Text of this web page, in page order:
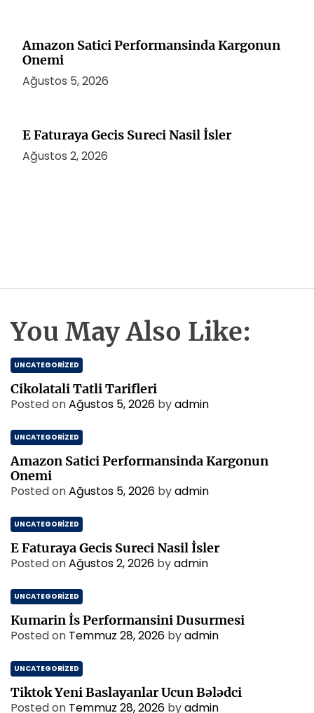
Amazon Satici Performansinda Kargonun
Onemi
Ağustos 5, 2026
E Faturaya Gecis Sureci Nasil İsler
Ağustos 2, 2026
You May Also Like:
UNCATEGORIZED
Cikolatali Tatli Tarifleri
Posted onAğustos 5, 2026 byadmin
UNCATEGORIZED
Amazon Satici Performansinda Kargonun
Onemi
Posted onAğustos 5, 2026 byadmin
UNCATEGORIZED
E Faturaya Gecis Sureci Nasil İsler
Posted onAğustos 2, 2026 byadmin
UNCATEGORIZED
Kumarin İs Performansini Dusurmesi
Posted on Temmuz 28, 2026 byadmin
UNCATEGORIZED
Tiktok Yeni Baslayanlar Ucun Bələdci
Posted on Temmuz 28, 2026 byadmin